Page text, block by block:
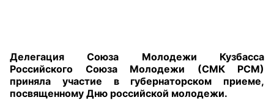
Делегация Союза Молодежи Кузбасса
Российского Союза Молодежи (СМК РСМ)
приняла участие в губернаторском приеме,
посвященному Дню российской молодежи.